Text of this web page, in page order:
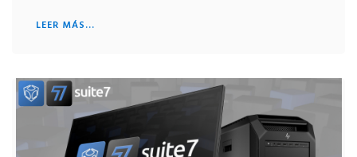
LEER MÁS...